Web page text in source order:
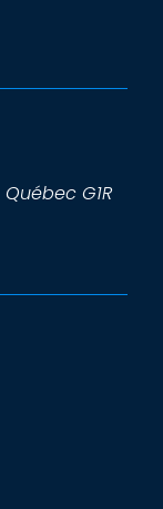
Québec G1R